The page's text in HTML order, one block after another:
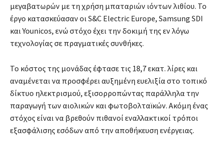
μεγαβατωρών με τη χρήση μπαταριών ιόντων λιθίου. Το
έργο κατασκεύασαν οι S&C Electric Europe, Samsung SDI
και Younicos, ενώ στόχο έχει την δοκιμή της εν λόγω
τεχνολογίας σε πραγματικές συνθήκες.
Το κόστος της μονάδας έφτασε τις 18,7 εκατ. λίρες και
αναμένεται να προσφέρει αυξημένη ευελιξία στο τοπικό
δίκτυο ηλεκτρισμού, εξισορροπώντας παράλληλα την
παραγωγή των αιολικών και φωτοβολταϊκών. Ακόμη ένας
στόχος είναι να βρεθούν πιθανοί εναλλακτικοί τρόποι
εξασφάλισης εσόδων από την αποθήκευση ενέργειας.